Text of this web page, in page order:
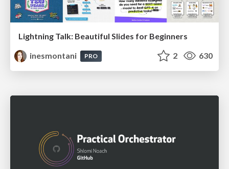
Lightning Talk: Beautiful Slides for Beginners
inesmontani
PRO 2 630